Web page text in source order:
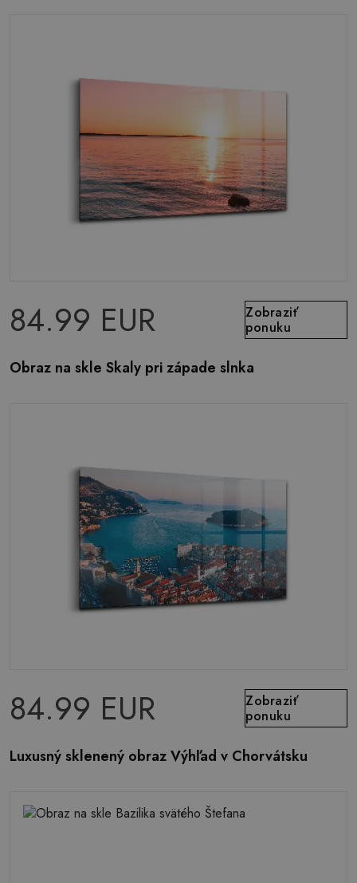
84.99 EUR
Zobraziť
ponuku
Obraz na skle Skaly pri západe slnka
84.99 EUR
Zobraziť
ponuku
Luxusný sklenený obraz Výhľad v Chorvátsku